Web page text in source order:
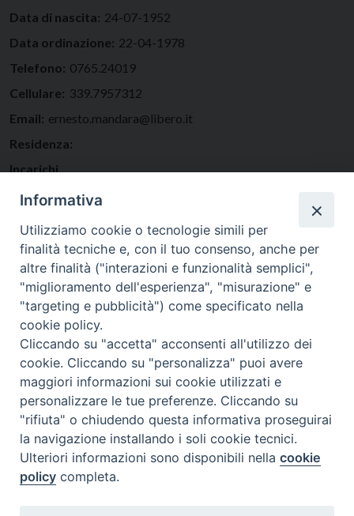
Data di nascita: 24-07-1952
Data ordinazione: 22-04-1978
Telefono: 0765.24019
Cellulare: 339.7957312
Email: ernesto.mandara@libero.it
Residenza:
Incarichi
VESCOVO (USARE CODICI SPECIFICI)
Piazza Mario Dottori, 14
02047 Poggio Mirteto (Rieti)
Informativa
Utilizziamo cookie o tecnologie simili per
finalità tecniche e, con il tuo consenso, anche per
altre finalità ("interazioni e funzionalità semplici",
"miglioramento dell'esperienza", "misurazione" e
"targeting e pubblicità") come specificato nella
cookie policy.
Cliccando su "accetta" acconsenti all'utilizzo dei
cookie. Cliccando su "personalizza" puoi avere
maggiori informazioni sui cookie utilizzati e
personalizzare le tue preferenze. Cliccando su
"rifiuta" o chiudendo questa informativa proseguirai
la navigazione installando i soli cookie tecnici.
Ulteriori informazioni sono disponibili nellacookie
policy completa.